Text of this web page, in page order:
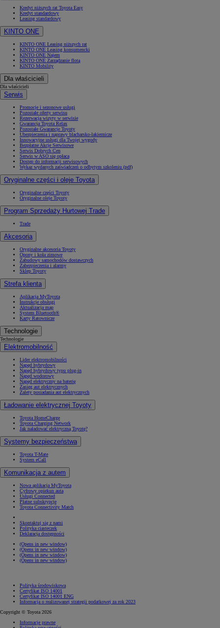
Kredyt niższych rat Toyota Easy
Kredyt standardowy
Leasing standardowy
KINTO ONE
KINTO ONE Leasing niższych rat
KINTO ONE Leasing konsumencki
KINTO ONE Najem
KINTO ONE Zarządzanie flotą
KINTO Mobility
Dla właścicieli
Dla właścicieli
Serwis
Promocje i sezonowe usługi
Pozostałe oferty serwisu
Rezerwacja wizyty w serwisie
Gwarancja Toyota Relax
Pozostałe Gwarancje Toyoty
Ubezpieczenia i naprawy blacharsko-lakiernicze
Innowacyjne usługi dla Twojej wygody
Bezpłatne Akcje Serwisowe
Serwis Dobrych Cen
Serwis w ASO się opłaca
Dostęp do informacji serwisowych
Wykaz wydanych zaświadczeń o odbytym szkoleniu (pdf)
Oryginalne części i oleje Toyota
Oryginalne części Toyoty
Oryginalne oleje Toyoty
Program Sprzedaży Hurtowej Trade
Trade
Akcesoria
Oryginalne akcesoria Toyoty
Opony i koła zimowe
Zabudowy samochodów dostawczych
Zabezpieczenia i alarmy
Sklep Toyoty
Strefa klienta
Aplikacja MyToyota
Instrukcje obsługi
Aktualizacja map
System Bluetooth®
Karty Ratownicze
Technologie
Technologie
Elektromobilność
Lider elektromobilności
Napęd hybrydowy
Napęd hybrydowy typu plug-in
Napęd wodorowy
Napęd elektryczny na baterię
Zasięg aut elektrycznych
Zalety posiadania aut elektrycznych
Ładowanie elektrycznej Toyoty
Toyota HomeCharge
Toyota Charging Network
Jak naładować elektryczną Toyotę?
Systemy bezpieczeństwa
Toyota T-Mate
System eCall
Komunikacja z autem
Nowa aplikacja MyToyota
Cyfrowy opiekun auta
Usługi Connected
Płatne subskrypcje
Toyota Connectivity Match
Skontaktuj się z nami
Polityka ciasteczek
Deklaracja dostępności
(Opens in new window)
(Opens in new window)
(Opens in new window)
(Opens in new window)
Polityka środowiskowa
Certyfikat ISO 14001
Certyfikat ISO 14001 ENG
Informacja o realizowanej strategii podatkowej za rok 2023
Copyright © Toyota 2026
Informacje prawne